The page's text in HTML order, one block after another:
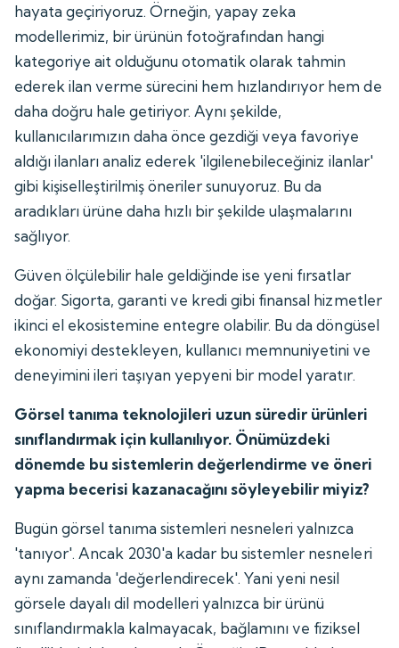
hayata geçiriyoruz. Örneğin, yapay zeka
modellerimiz, bir ürünün fotoğrafından hangi
kategoriye ait olduğunu otomatik olarak tahmin
ederek ilan verme sürecini hem hızlandırıyor hem de
daha doğru hale getiriyor. Aynı şekilde,
kullanıcılarımızın daha önce gezdiği veya favoriye
aldığı ilanları analiz ederek 'ilgilenebileceğiniz ilanlar'
gibi kişiselleştirilmiş öneriler sunuyoruz. Bu da
aradıkları ürüne daha hızlı bir şekilde ulaşmalarını
sağlıyor.
Güven ölçülebilir hale geldiğinde ise yeni fırsatlar
doğar. Sigorta, garanti ve kredi gibi finansal hizmetler
ikinci el ekosistemine entegre olabilir. Bu da döngüsel
ekonomiyi destekleyen, kullanıcı memnuniyetini ve
deneyimini ileri taşıyan yepyeni bir model yaratır.
Görsel tanıma teknolojileri uzun süredir ürünleri
sınıflandırmak için kullanılıyor. Önümüzdeki
dönemde bu sistemlerin değerlendirme ve öneri
yapma becerisi kazanacağını söyleyebilir miyiz?
Bugün görsel tanıma sistemleri nesneleri yalnızca
'tanıyor'. Ancak 2030'a kadar bu sistemler nesneleri
aynı zamanda 'değerlendirecek'. Yani yeni nesil
görsele dayalı dil modelleri yalnızca bir ürünü
sınıflandırmakla kalmayacak, bağlamını ve fiziksel